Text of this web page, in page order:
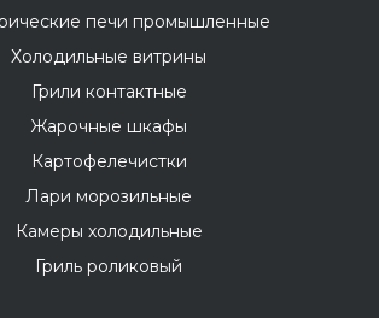
печи промышленные
Холодильные витрины
Грили контактные
Жарочные шкафы
Картофелечистки
Лари морозильные
Камеры холодильные
Гриль роликовый